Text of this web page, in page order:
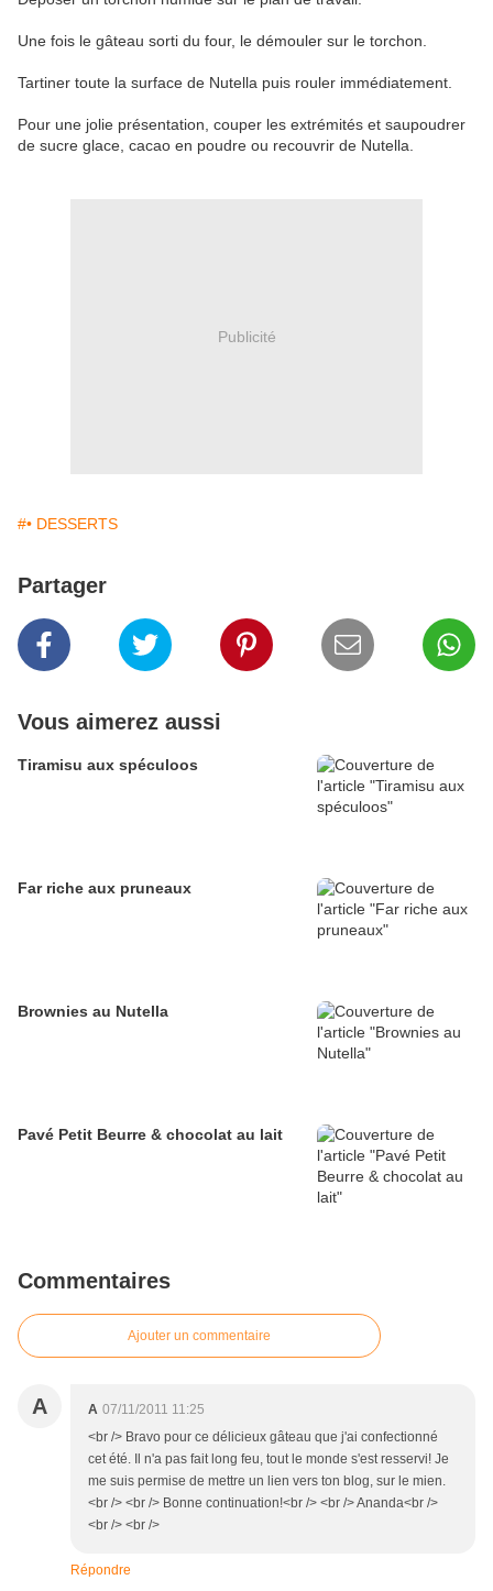
Une fois le gâteau sorti du four, le démouler sur le torchon.
Tartiner toute la surface de Nutella puis rouler immédiatement.
Pour une jolie présentation, couper les extrémités et saupoudrer
de sucre glace, cacao en poudre ou recouvrir de Nutella.
Publicité
#• DESSERTS
Partager
Vous aimerez aussi
Tiramisu aux spéculoos
Far riche aux pruneaux
Brownies au Nutella
Pavé Petit Beurre & chocolat au lait
Commentaires
Ajouter un commentaire
A A 07/11/2011 11:25
<br /> Bravo pour ce délicieux gâteau que j'ai confectionné
cet été. Il n'a pas fait long feu, tout le monde s'est resservi! Je
me suis permise de mettre un lien vers ton blog, sur le mien.
<br /> <br /> Bonne continuation!<br /> <br /> Ananda<br />
<br /> <br />
Répondre